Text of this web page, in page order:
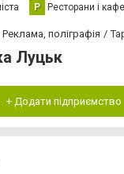
Р Ресторани і
Реклама, поліграфія
Луцьк
+ Додати підприємство